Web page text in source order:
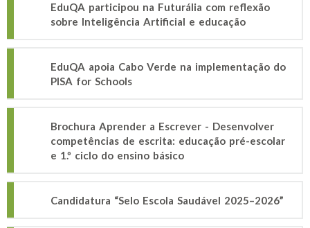
EduQA participou na Futurália com reflexão
sobre Inteligência Artificial e educação
EduQA apoia Cabo Verde na implementação do
PISA for Schools
Brochura Aprender a Escrever - Desenvolver
competências de escrita: educação pré-escolar
e 1.º ciclo do ensino básico
Candidatura “Selo Escola Saudável 2025–2026”